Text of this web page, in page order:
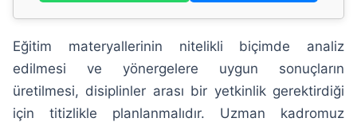
Eğitim materyallerinin nitelikli biçimde analiz
edilmesi ve yönergelere uygun sonuçların
üretilmesi, disiplinler arası bir yetkinlik gerektirdiği
için titizlikle planlanmalıdır. Uzman kadromuz